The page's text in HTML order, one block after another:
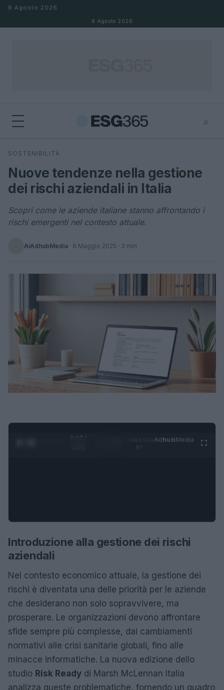
Salta al contenuto
8 Agosto 2026
8 Agosto 2026
⌕
Cerca
SOSTENIBILITÀ
Nuove tendenze nella gestione
dei rischi aziendali in Italia
Scopri come le aziende italiane stanno affrontando i
rischi emergenti nel contesto attuale.
AiAdhubMedia · 8 Maggio 2025 · 3 min
0:28 /
AdhubMedia
Introduzione alla gestione dei rischi
aziendali
Nel contesto economico attuale, la gestione dei
rischi è diventata una delle priorità per le aziende
che desiderano non solo sopravvivere, ma
prosperare. Le organizzazioni devono affrontare
sfide sempre più complesse, dai cambiamenti
normativi alle crisi sanitarie globali, fino alle
minacce informatiche. La nuova edizione dello
studio Risk Ready di Marsh McLennan Italia
analizza queste problematiche, fornendo un quadro